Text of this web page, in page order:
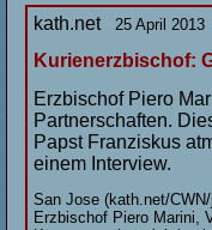
kath.net 25 April 2013
Kurienerzbischof:
Erzbischof Piero
Partnerschaften.
Papst Franziskus
einem Interview.
San Jose (kath.net/
Erzbischof Piero Marini,